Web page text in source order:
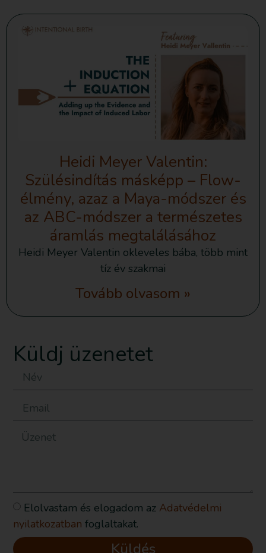
Heidi Meyer Valentin:
Szülésindítás másképp – Flow-
élmény, azaz a Maya-módszer és
az ABC-módszer a természetes
áramlás megtalálásához
Heidi Meyer Valentin okleveles bába, több mint
tíz év szakmai
Tovább olvasom »
Küldj üzenetet
Elolvastam és elogadom az Adatvédelmi
nyilatkozatban foglaltakat.
Küldés